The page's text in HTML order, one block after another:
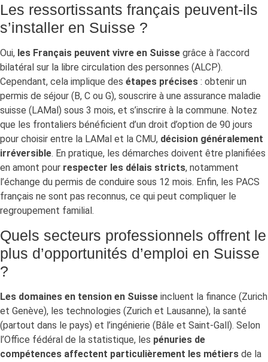
Les ressortissants français peuvent-ils
s’installer en Suisse ?
Oui, les Français peuvent vivre en Suisse grâce à l’accord
bilatéral sur la libre circulation des personnes (ALCP).
Cependant, cela implique des étapes précises : obtenir un
permis de séjour (B, C ou G), souscrire à une assurance maladie
suisse (LAMal) sous 3 mois, et s’inscrire à la commune. Notez
que les frontaliers bénéficient d’un droit d’option de 90 jours
pour choisir entre la LAMal et la CMU, décision généralement
irréversible. En pratique, les démarches doivent être planifiées
en amont pour respecter les délais stricts, notamment
l’échange du permis de conduire sous 12 mois. Enfin, les PACS
français ne sont pas reconnus, ce qui peut compliquer le
regroupement familial.
Quels secteurs professionnels offrent le
plus d’opportunités d’emploi en Suisse
?
Les domaines en tension en Suisse incluent la finance (Zurich
et Genève), les technologies (Zurich et Lausanne), la santé
(partout dans le pays) et l’ingénierie (Bâle et Saint-Gall). Selon
l’Office fédéral de la statistique, les pénuries de
compétences affectent particulièrement les métiers de la